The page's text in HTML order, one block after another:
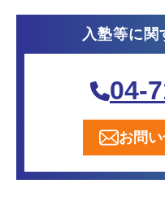
入塾等に関
04-
お問